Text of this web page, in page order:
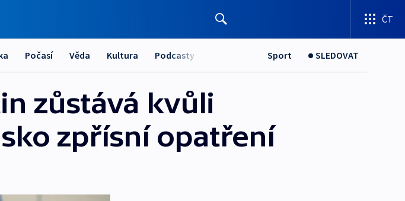
ČT
Počasí Věda Kultura Podcasty Sport SLEDOVAT
zůstává kvůli
zpřísní opatření